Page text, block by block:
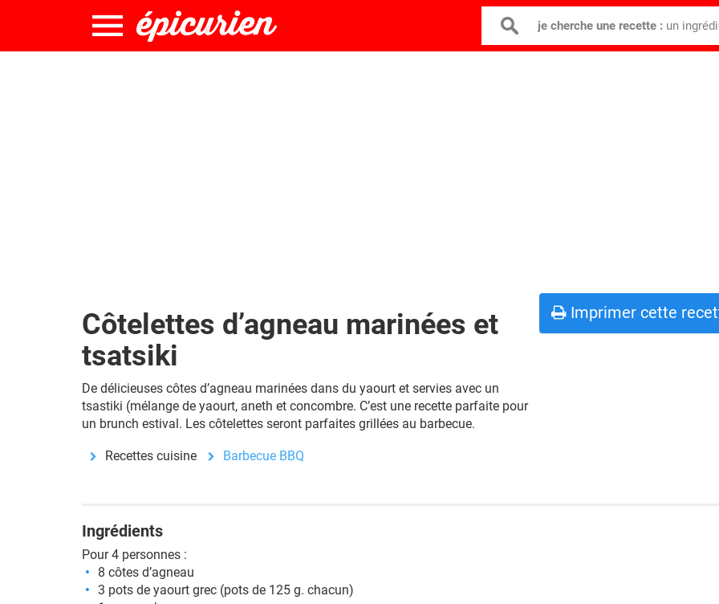
je cherche une recette : un
Côtelettes d’agneau marinées et
tsatsiki
De délicieuses côtes d’agneau marinées dans du yaourt et servies avec un
tsastiki (mélange de yaourt, aneth et concombre. C’est une recette parfaite pour
un brunch estival. Les côtelettes seront parfaites grillées au barbecue.
Recettes cuisine Barbecue BBQ
Imprimer cette
Ingrédients
Pour 4 personnes :
8 côtes d’agneau
3 pots de yaourt grec (pots de 125 g. chacun)